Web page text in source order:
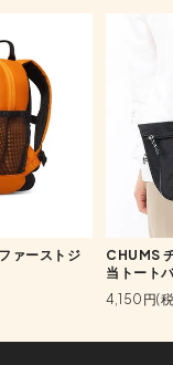
ァーストジ
CHUMS
当トート
4,150円(